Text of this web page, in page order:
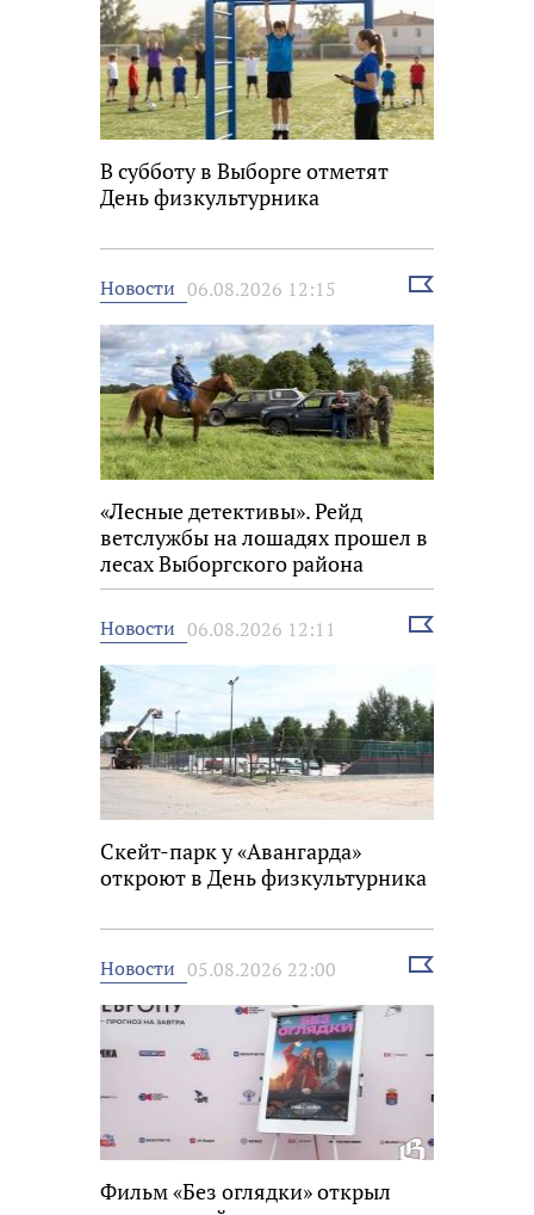
В субботу в Выборге отметят
День физкультурника
Новости 06.08.2026 12:15
Выбрать
«Лесные детективы». Рейд
ветслужбы на лошадях прошел в
лесах Выборгского района
Новости 06.08.2026 12:11
Выбрать
Скейт-парк у «Авангарда»
откроют в День физкультурника
Новости 05.08.2026 22:00
Выбрать
Фильм «Без оглядки» открыл